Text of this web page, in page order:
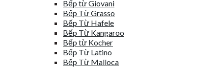
Bếp từ Giovani
Bếp Từ Grasso
Bếp Từ Hafele
Bếp Từ Kangaroo
Bếp từ Kocher
Bếp Từ Latino
Bếp Từ Malloca